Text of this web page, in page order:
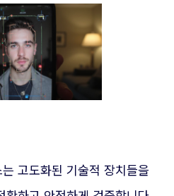
고도화된 기술적 장치들을